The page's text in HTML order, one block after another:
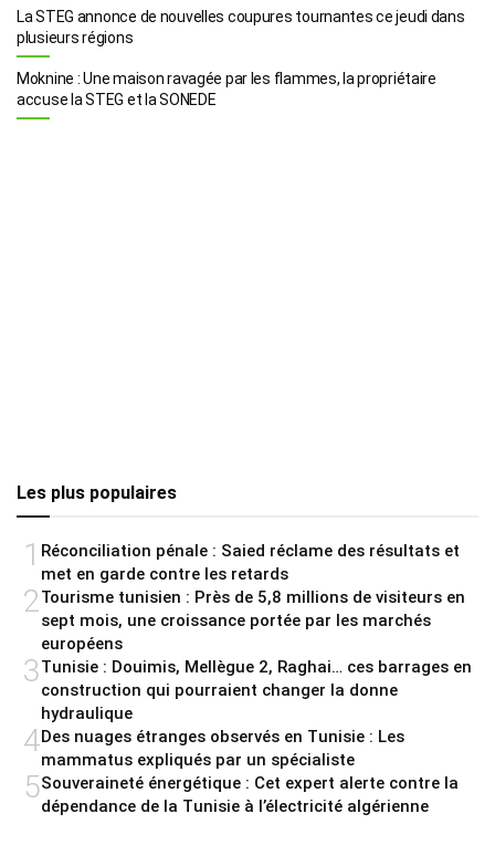
La STEG annonce de nouvelles coupures tournantes ce jeudi dans
plusieurs régions
Moknine : Une maison ravagée par les flammes, la propriétaire
accuse la STEG et la SONEDE
Les plus populaires
1 Réconciliation pénale : Saied réclame des résultats et
met en garde contre les retards
2Tourisme tunisien : Près de 5,8 millions de visiteurs en
sept mois, une croissance portée par les marchés
européens
3Tunisie : Douimis, Mellègue 2, Raghai… ces barrages en
construction qui pourraient changer la donne
hydraulique
4Des nuages étranges observés en Tunisie : Les
mammatus expliqués par un spécialiste
5Souveraineté énergétique : Cet expert alerte contre la
dépendance de la Tunisie à l’électricité algérienne